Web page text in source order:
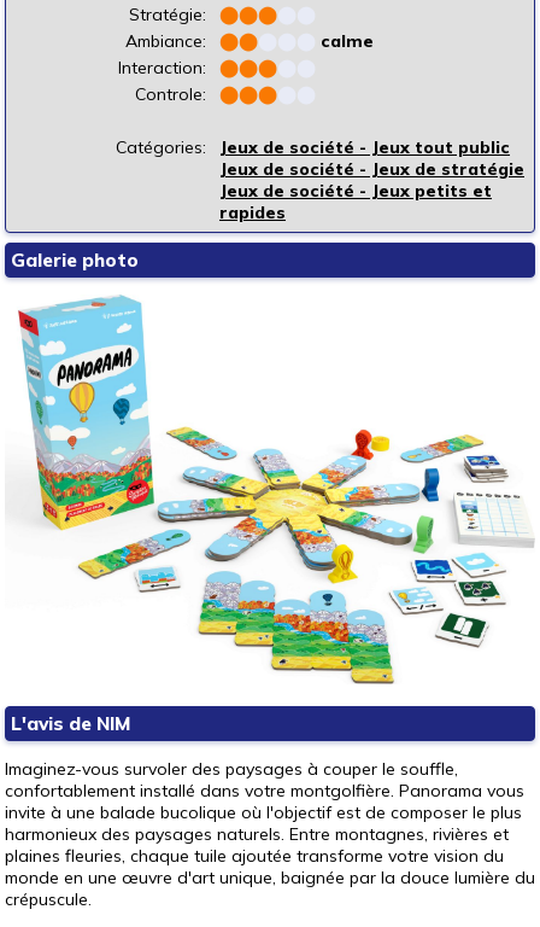
Stratégie:
⬤⬤⬤
Ambiance:
⬤⬤
calme
Interaction:
⬤⬤⬤
Controle:
⬤⬤⬤
Catégories:
Jeux de société - Jeux tout public
Jeux de société - Jeux de stratégie
Jeux de société - Jeux petits et
rapides
Galerie photo
L'avis de NIM
Imaginez-vous survoler des paysages à couper le souffle,
confortablement installé dans votre montgolfière. Panorama vous
invite à une balade bucolique où l'objectif est de composer le plus
harmonieux des paysages naturels. Entre montagnes, rivières et
plaines fleuries, chaque tuile ajoutée transforme votre vision du
monde en une œuvre d'art unique, baignée par la douce lumière du
crépuscule.